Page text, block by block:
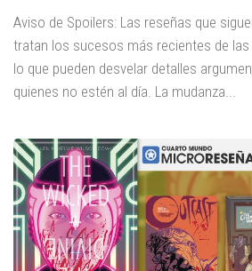
Aviso de Spoilers: Las reseñas que
tratan los sucesos más recientes de
lo que pueden desvelar detalles
quienes no estén al día. La mudanza...